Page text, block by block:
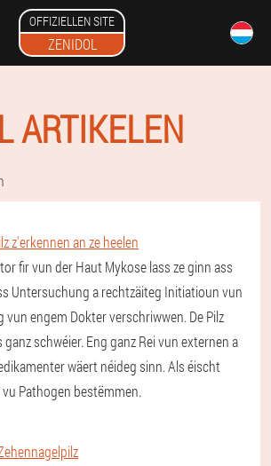
OFFIZIELLEN SITE
ZENIDOL
ARTIKELEN
z'erkennen an ze heelen
fir vun der Haut Mykose lass ze ginn ass
Untersuchung a rechtzäiteg Initiatioun vun
vun engem Dokter verschriwwen. De Pilz
ganz schwéier. Eng ganz Rei vun externen a
wäert néideg sinn. Als éischt
Pathogen bestëmmen.